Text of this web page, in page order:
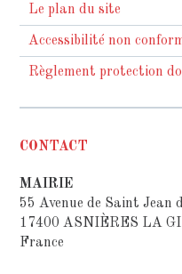
Le plan du site
Accessibilité non
Règlement protection
CONTACT
MAIRIE
55 Avenue de Saint Jean
17400 ASNIÈRES LA
France